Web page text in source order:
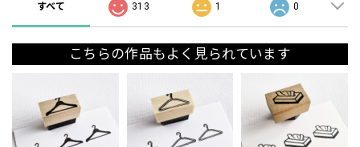
すべて 313 1 0
こちらの作品もよく見られています